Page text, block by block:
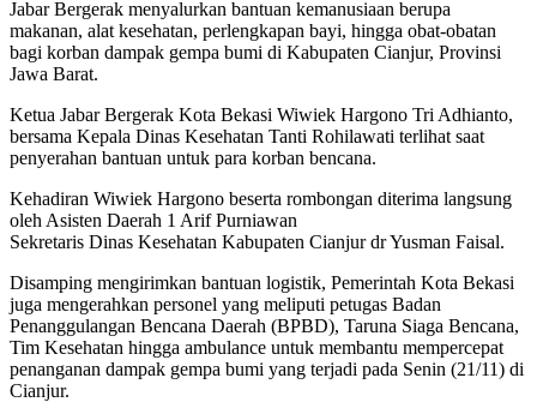
Jabar Bergerak menyalurkan bantuan kemanusiaan berupa
makanan, alat kesehatan, perlengkapan bayi, hingga obat-obatan
bagi korban dampak gempa bumi di Kabupaten Cianjur, Provinsi
Jawa Barat.
Ketua Jabar Bergerak Kota Bekasi Wiwiek Hargono Tri Adhianto,
bersama Kepala Dinas Kesehatan Tanti Rohilawati terlihat saat
penyerahan bantuan untuk para korban bencana.
Kehadiran Wiwiek Hargono beserta rombongan diterima langsung
oleh Asisten Daerah 1 Arif Purniawan
Sekretaris Dinas Kesehatan Kabupaten Cianjur dr Yusman Faisal.
Disamping mengirimkan bantuan logistik, Pemerintah Kota Bekasi
juga mengerahkan personel yang meliputi petugas Badan
Penanggulangan Bencana Daerah (BPBD), Taruna Siaga Bencana,
Tim Kesehatan hingga ambulance untuk membantu mempercepat
penanganan dampak gempa bumi yang terjadi pada Senin (21/11) di
Cianjur.